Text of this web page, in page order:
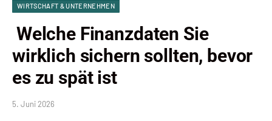
WIRTSCHAFT & UNTERNEHMEN
Welche Finanzdaten Sie
wirklich sichern sollten, bevor
es zu spät ist
5. Juni 2026